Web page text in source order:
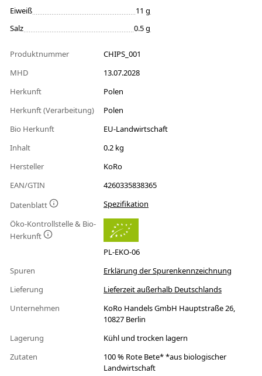
Eiweiß
11 g
Salz
0.5 g
Produktnummer
CHIPS_001
MHD
13.07.2028
Herkunft
Polen
Herkunft (Verarbeitung)
Polen
Bio Herkunft
EU-Landwirtschaft
Inhalt
0.2 kg
Hersteller
KoRo
EAN/GTIN
4260335838365
Datenblatt
Spezifikation
Öko-Kontrollstelle & Bio-
Herkunft
PL-EKO-06
Spuren
Erklärung der Spurenkennzeichnung
Lieferung
Lieferzeit außerhalb Deutschlands
Unternehmen
KoRo Handels GmbH Hauptstraße 26,
10827 Berlin
Lagerung
Kühl und trocken lagern
Zutaten
100 % Rote Bete* *aus biologischer
Landwirtschaft